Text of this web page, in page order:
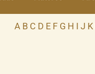
A B C D E F G H I J K